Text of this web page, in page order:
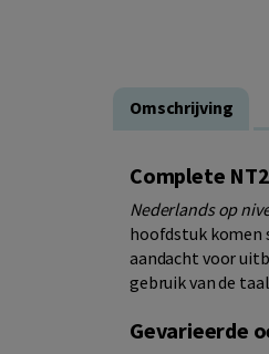
Omschrijving
Complete
Nederlands op
hoofdstuk komen
aandacht voor
gebruik van de
Gevarieerde